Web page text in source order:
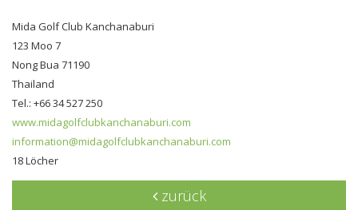
Mida Golf Club Kanchanaburi
123 Moo 7
Nong Bua 71190
Thailand
Tel.: +66 34 527 250
www.midagolfclubkanchanaburi.com
information@midagolfclubkanchanaburi.com
18 Löcher
zurück